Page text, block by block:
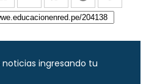
ingresando tu